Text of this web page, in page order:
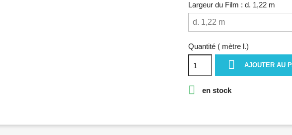
Largeur du Film : d. 1,22 m
Quantité ( mètre l.)
 AJOUTER AU
 en stock